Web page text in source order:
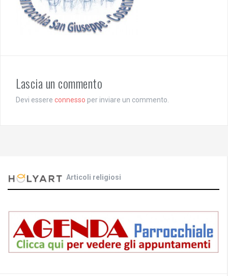
Lascia un commento
Devi essere connesso per inviare un commento.
Articoli religiosi